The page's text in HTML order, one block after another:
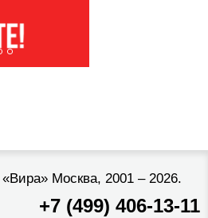
«Вира»Москва, 2001 – 2026.
+7 (499) 406-13-11